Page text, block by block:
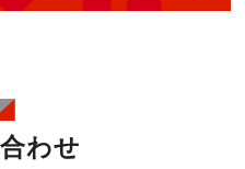
わせ